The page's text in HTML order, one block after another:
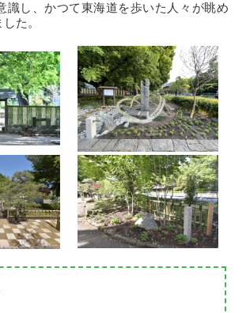
識し、かつて東海道を歩いた人々が眺め
た。